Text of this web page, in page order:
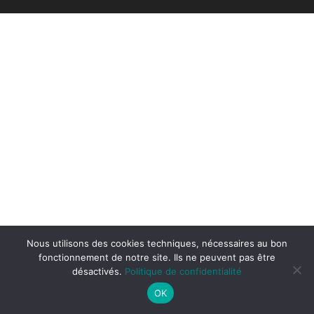
Nous utilisons des cookies techniques, nécessaires au bon
fonctionnement de notre site. Ils ne peuvent pas être
désactivés. Politique de confidentialité
OK